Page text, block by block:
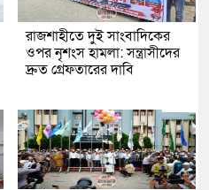
রাজশাহীতে দুই সাংবাদিকের
ওপর নৃশংস হামলা: সন্ত্রাসীদের
দ্রুত গ্রেফতারের দাবি